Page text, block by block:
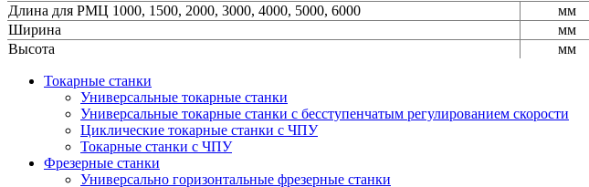
Длина для РМЦ 1000, 1500, 2000, 3000, 4000, 5000, 6000
мм
Ширина
мм
Высота
мм
Токарные станки
Универсальные токарные станки
Универсальные токарные станки с бесступенчатым регулированием скорости
Циклические токарные станки с ЧПУ
Токарные станки с ЧПУ
Фрезерные станки
Универсально горизонтальные фрезерные станки